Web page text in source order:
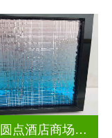
半透明圆点酒店商场图案渐变玻璃